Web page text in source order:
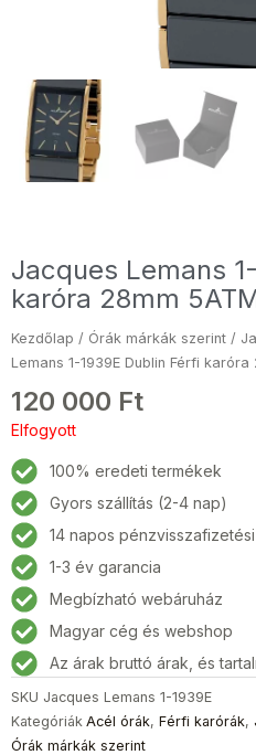
Jacques Lemans
karóra 28mm
Kezdőlap / Órák márkák szerint /
Lemans 1-1939E Dublin Férfi karóra
120 000 Ft
Elfogyott
100% eredeti termékek
Gyors szállítás (2-4 nap)
14 napos
1-3 év garancia
Megbízható webáruház
Magyar cég és webshop
Az árak bruttó árak, és
SKU Jacques Lemans 1-1939E
Kategóriák Acél órák, Férfi karórák,
Órák márkák szerint